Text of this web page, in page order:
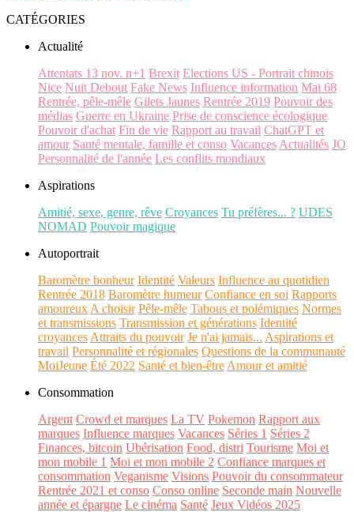
CATÉGORIES
Actualité
Attentats 13 nov. n+1 Brexit Elections US - Portrait chinois
Nice Nuit Debout Fake News Influence information Mai 68
Rentrée, pêle-mêle Gilets Jaunes Rentrée 2019 Pouvoir des
médias Guerre en Ukraine Prise de conscience écologique
Pouvoir d'achat Fin de vie Rapport au travail ChatGPT et
amour Santé mentale, famille et conso Vacances Actualités JO
Personnalité de l'année Les conflits mondiaux
Aspirations
Amitié, sexe, genre, rêve Croyances Tu préfères... ? UDES
NOMAD Pouvoir magique
Autoportrait
Baromètre bonheur Identité Valeurs Influence au quotidien
Rentrée 2018 Baromètre humeur Confiance en soi Rapports
amoureux A choisir Pêle-mêle Tabous et polémiques Normes
et transmissions Transmission et générations Identité
croyances Attraits du pouvoir Je n'ai jamais... Aspirations et
travail Personnalité et régionales Questions de la communauté
MoiJeune Été 2022 Santé et bien-être Amour et amitié
Consommation
Argent Crowd et marques La TV Pokemon Rapport aux
marques Influence marques Vacances Séries 1 Séries 2
Finances, bitcoin Ubérisation Food, distri Tourisme Moi et
mon mobile 1 Moi et mon mobile 2 Confiance marques et
consommation Veganisme Visions Pouvoir du consommateur
Rentrée 2021 et conso Conso online Seconde main Nouvelle
année et épargne Le cinéma Santé Jeux Vidéos 2025